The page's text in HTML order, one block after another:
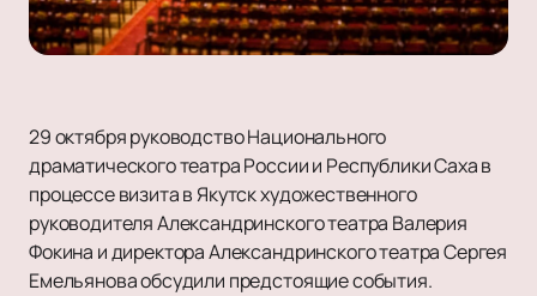
29 октября руководство Национального
драматического театра России и Республики Саха в
процессе визита в Якутск художественного
руководителя Александринского театра Валерия
Фокина и директора Александринского театра Сергея
Емельянова обсудили предстоящие события.